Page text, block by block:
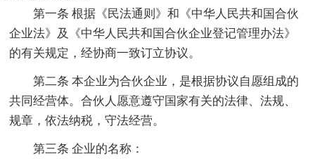
第一条 根据《民法通则》和《中华人民共和国合伙
企业法》及《中华人民共和国合伙企业登记管理办法》
的有关规定，经协商一致订立协议。
第二条 本企业为合伙企业，是根据协议自愿组成的
共同经营体。合伙人愿意遵守国家有关的法律、法规、
规章，依法纳税，守法经营。
第三条 企业的名称：